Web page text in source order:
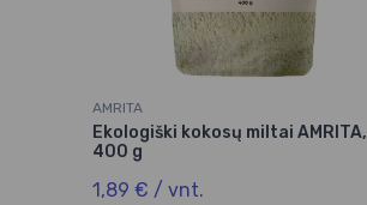
AMRITA
Ekologiški kokosų miltai AMRITA,
400 g
1,89 € / vnt.